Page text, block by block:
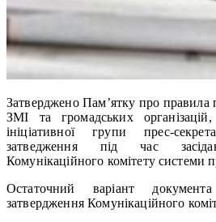
Затверджено Пам’ятку про правила
ЗМІ та громадських
ініціативної групи прес-
затведження під час
Комунікаційного комітету системи
Остаточний варіант
затвердження Комунікаційного